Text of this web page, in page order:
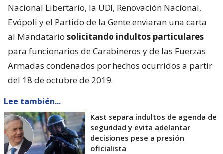
Nacional Libertario, la UDI, Renovación Nacional,
Evópoli y el Partido de la Gente enviaran una carta
al Mandatario solicitando indultos particulares
para funcionarios de Carabineros y de las Fuerzas
Armadas condenados por hechos ocurridos a partir
del 18 de octubre de 2019.
Lee también...
Kast separa indultos de agenda de
seguridad y evita adelantar
decisiones pese a presión
oficialista